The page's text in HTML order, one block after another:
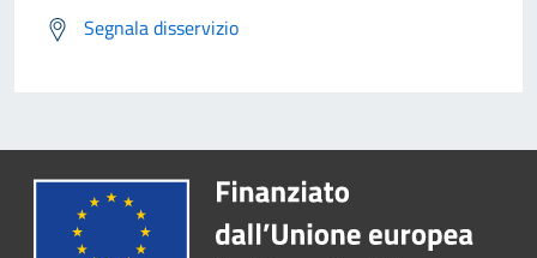
Segnala disservizio